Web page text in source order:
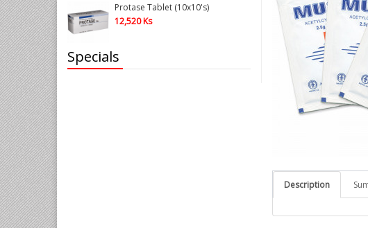
VITAMIN C အားဆေးများ
VITAMIN E & EPE
WOMEN VITAMIN (အမျိုးသမီးများအတွက်
ဗီတာမင်အားဆေးများ)
Protase Tablet (10x10's)
12,520 Ks
Specials
Description